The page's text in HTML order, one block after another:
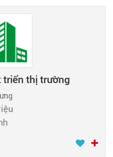
triển thị trường